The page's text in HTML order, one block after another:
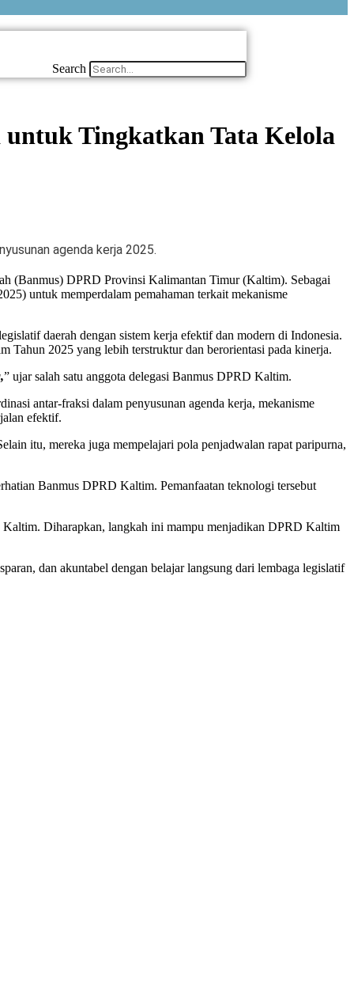
Search
Tingkatkan Tata Kelola
agenda kerja 2025.
(Banmus) DPRD Provinsi Kalimantan Timur (Kaltim). Sebagai
untuk memperdalam pemahaman terkait mekanisme
daerah dengan sistem kerja efektif dan modern di Indonesia.
Tahun 2025 yang lebih terstruktur dan berorientasi pada kinerja.
” ujar salah satu anggota delegasi Banmus DPRD Kaltim.
antar-fraksi dalam penyusunan agenda kerja, mekanisme
efektif.
itu, mereka juga mempelajari pola penjadwalan rapat paripurna,
Banmus DPRD Kaltim. Pemanfaatan teknologi tersebut
Diharapkan, langkah ini mampu menjadikan DPRD Kaltim
dan akuntabel dengan belajar langsung dari lembaga legislatif